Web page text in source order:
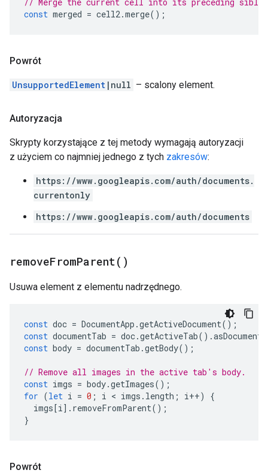
const merged = cell2.merge();
Powrót
UnsupportedElement |null – scalony element.
Autoryzacja
Skrypty korzystające z tej metody wymagają autoryzacji
z użyciem co najmniej jednego z tych zakresów:
https://www.googleapis.com/auth/documents.
currentonly
https://www.googleapis.com/auth/documents
removeFromParent( )
Usuwa element z elementu nadrzędnego.
const doc = DocumentApp .getActiveDocument();
const documentTab = doc.getActiveTab().
const body = documentTab .getBody();
// Remove all images in the active tab's body.
const imgs = body.getImages();
for (let i = 0 ; i < imgs . length ; i++)
{
imgs[i]. removeFromParent();
}
Powrót